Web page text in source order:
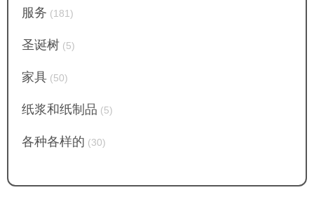
服务 (181)
圣诞树 (5)
家具 (50)
纸浆和纸制品 (5)
各种各样的 (30)